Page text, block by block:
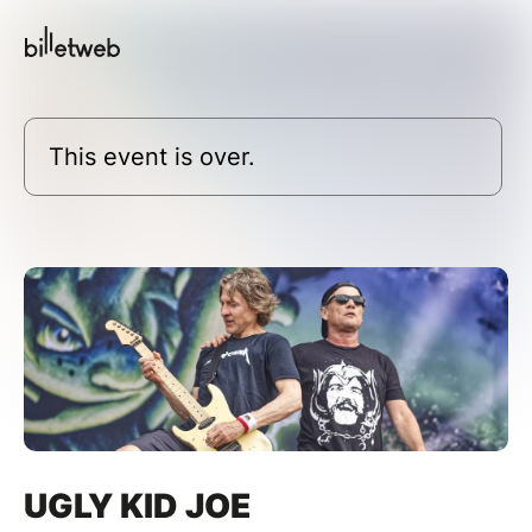
This event is over.
UGLY KID JOE